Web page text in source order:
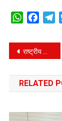
WhatsApp
Post
राष्ट्रीय डॉक्टर्स डे: मुख्यमंत्री ने तमाम चिकित्सकों को सम्मानित किया।
RELATED